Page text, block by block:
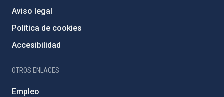
Aviso legal
Política de cookies
Accesibilidad
OTROS ENLACES
Empleo